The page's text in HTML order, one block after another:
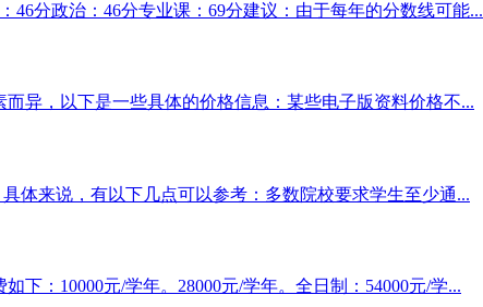
46分政治：46分专业课：69分建议：由于每年的分数线可能...
异，以下是一些具体的价格信息：某些电子版资料价格不...
体来说，有以下几点可以参考：多数院校要求学生至少通...
下：10000元/学年。28000元/学年。全日制：54000元/学...